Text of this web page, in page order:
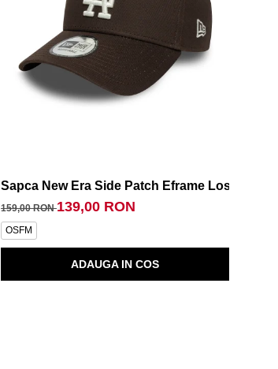
Sapca New Era Side Patch Eframe Los
159,00 RON139,00 RON
OSFM
ADAUGA IN COS